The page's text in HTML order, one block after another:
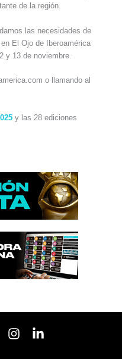
de la región.
las necesidades de
El Ojo de Iberoamérica
y 13 de noviembre.
o llamando al
y las 28 ediciones